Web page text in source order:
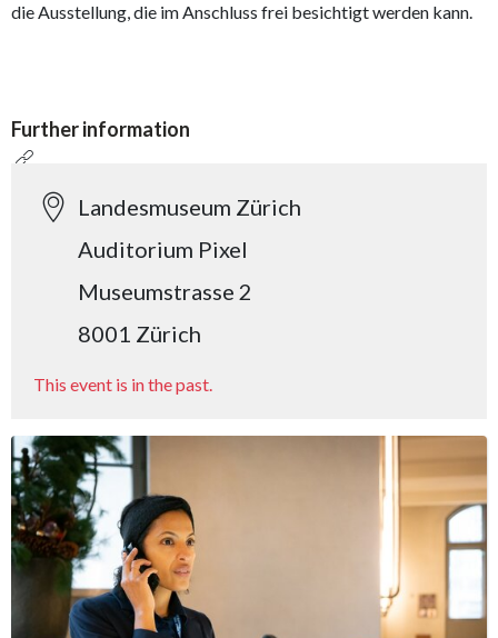
die Ausstellung, die im Anschluss frei besichtigt werden kann.
Further information
Landesmuseum Zürich
Auditorium Pixel
Museumstrasse 2
8001 Zürich
This event is in the past.